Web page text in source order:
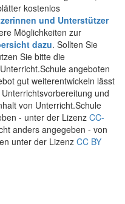
kostenlos
und Unterstützer
Möglichkeiten zur
dazu. Sollten Sie
Sie bitte die
angeboten
gut weiterentwickeln lässt
und
von Unterricht.Schule
- unter der Lizenz CC-
anders angegeben - von
unter der Lizenz CC BY